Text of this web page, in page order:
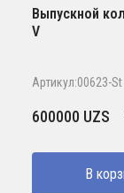
Выпускной
V
Артикул:00623-St
составляла
640000 UZS.
600000 UZS
Текущая
600000 UZS.
В